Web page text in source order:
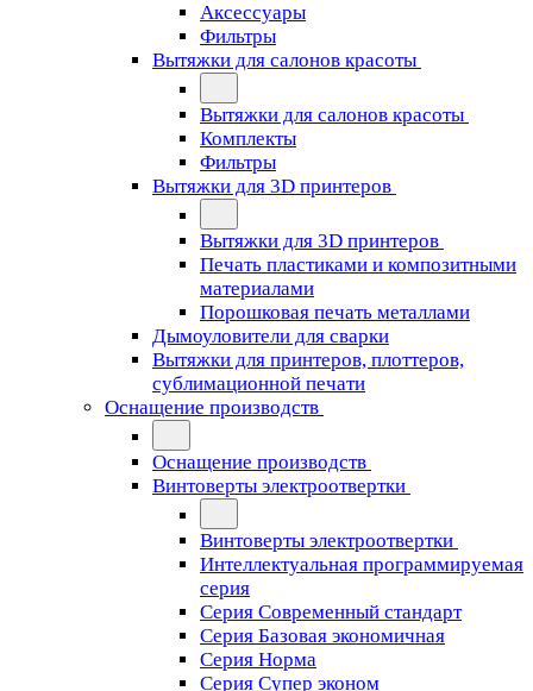
Аксессуары
Фильтры
Вытяжки для салонов красоты
Вытяжки для салонов красоты
Комплекты
Фильтры
Вытяжки для 3D принтеров
Вытяжки для 3D принтеров
Печать пластиками и композитными
материалами
Порошковая печать металлами
Дымоуловители для сварки
Вытяжки для принтеров, плоттеров,
сублимационной печати
Оснащение производств
Оснащение производств
Винтоверты электроотвертки
Винтоверты электроотвертки
Интеллектуальная программируемая
серия
Серия Современный стандарт
Серия Базовая экономичная
Серия Норма
Серия Cупер эконом